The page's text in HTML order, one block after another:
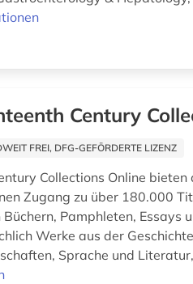
Century
FREI, DFG-GEFÖRDERTE LIZENZ
Collections Online
Zugang zu über 180.000
Büchern, Pamphleten, Essays
Werke aus der
Sprache und